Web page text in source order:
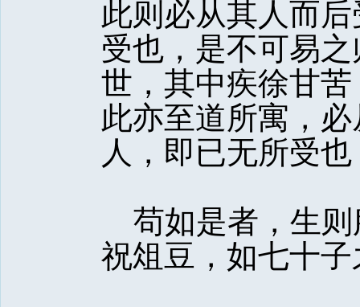
此则必从其人而
受也，是不可易
世，其中疾徐甘
此亦至道所寓，
人，即已无所受
苟如是者，生则
祝俎豆，如七十